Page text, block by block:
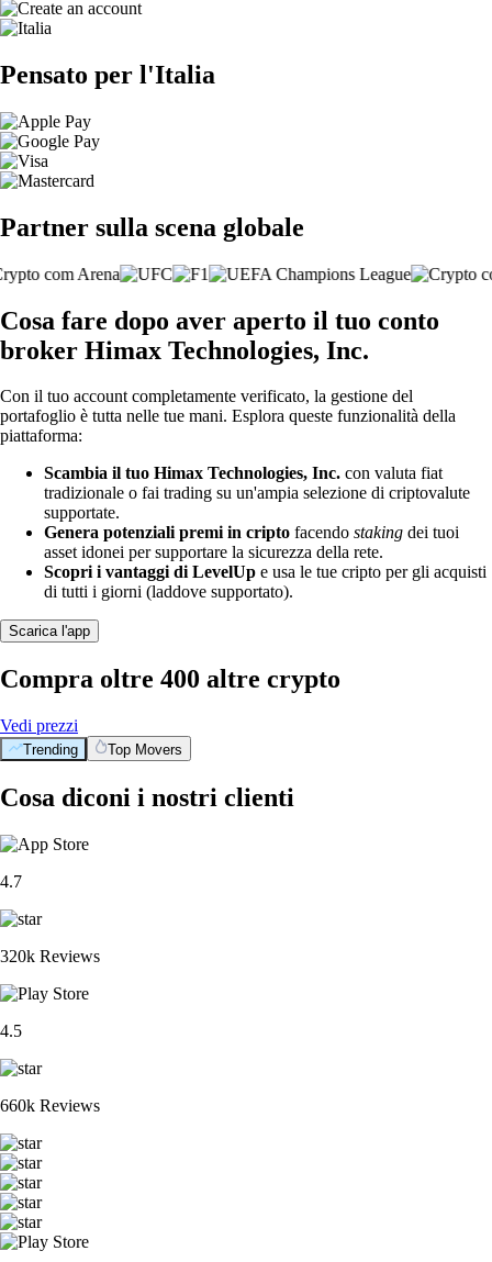
Pensato per l'Italia
Partner sulla scena globale
Cosa fare dopo aver aperto il tuo conto
broker Himax Technologies, Inc.
Con il tuo account completamente verificato, la gestione del
portafoglio è tutta nelle tue mani. Esplora queste funzionalità della
piattaforma:
Scambia il tuo Himax Technologies, Inc. con valuta fiat
tradizionale o fai trading su un'ampia selezione di criptovalute
supportate.
Genera potenziali premi in cripto facendo staking dei tuoi
asset idonei per supportare la sicurezza della rete.
Scopri i vantaggi di LevelUp e usa le tue cripto per gli acquisti
di tutti i giorni (laddove supportato).
Scarica l'app
Compra oltre 400 altre crypto
Vedi prezzi
Trending Top Movers
Cosa diconi i nostri clienti
4.7
320k Reviews
4.5
660k Reviews